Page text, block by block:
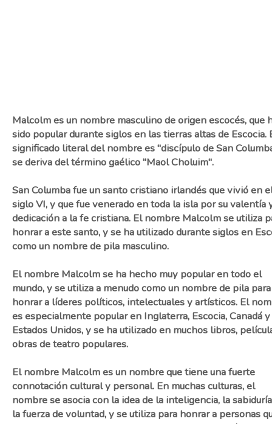
Malcolm es un nombre masculino de origen escocés, que
sido popular durante siglos en las tierras altas de Escocia.
significado literal del nombre es "discípulo de San
se deriva del término gaélico "Maol Choluim".
San Columba fue un santo cristiano irlandés que vivió en
siglo VI, y que fue venerado en toda la isla por su valentía
dedicación a la fe cristiana. El nombre Malcolm se utiliza
honrar a este santo, y se ha utilizado durante siglos en
como un nombre de pila masculino.
El nombre Malcolm se ha hecho muy popular en todo el
mundo, y se utiliza a menudo como un nombre de pila para
honrar a líderes políticos, intelectuales y artísticos. El
es especialmente popular en Inglaterra, Escocia, Canadá y
Estados Unidos, y se ha utilizado en muchos libros,
obras de teatro populares.
El nombre Malcolm es un nombre que tiene una fuerte
connotación cultural y personal. En muchas culturas, el
nombre se asocia con la idea de la inteligencia, la
la fuerza de voluntad, y se utiliza para honrar a personas